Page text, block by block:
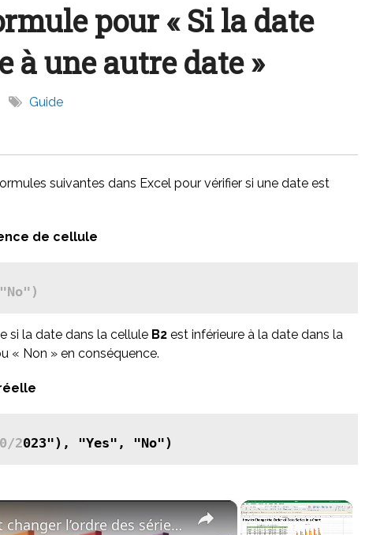
pour « Si la date
à une autre date »
Guide
suivantes dans Excel pour vérifier si une date est
de cellule
si la date dans la cellule B2 est inférieure à la date dans la
« Non » en conséquence.
2
×
×
Excel 365 Comment changer l’ordre des séries de données dans un graphique – Tutoriel pas à pas